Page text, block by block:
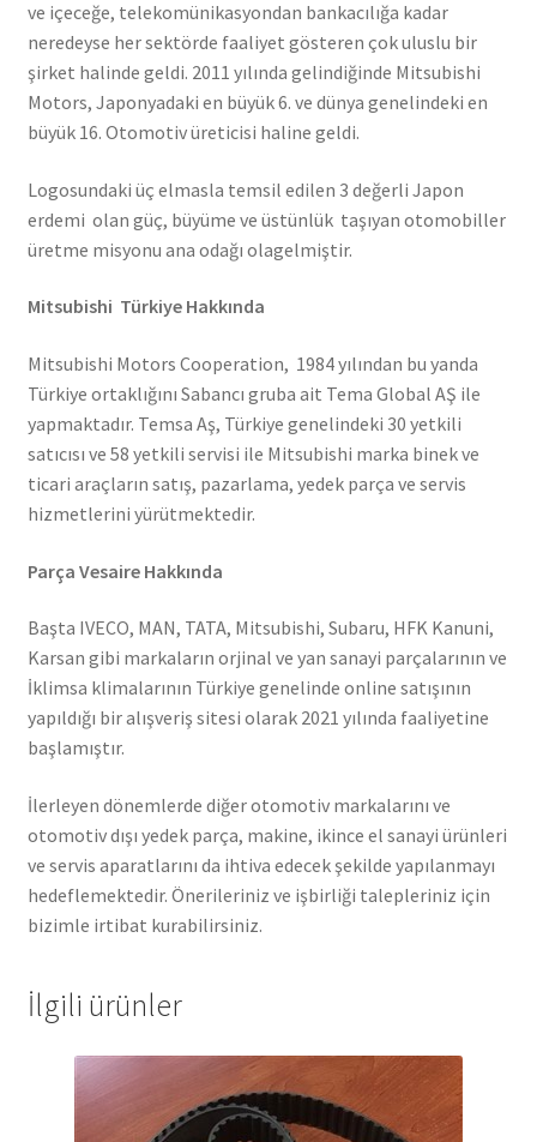
ve içeceğe, telekomünikasyondan bankacılığa kadar
neredeyse her sektörde faaliyet gösteren çok uluslu bir
şirket halinde geldi. 2011 yılında gelindiğinde Mitsubishi
Motors, Japonyadaki en büyük 6. ve dünya genelindeki en
büyük 16. Otomotiv üreticisi haline geldi.
Logosundaki üç elmasla temsil edilen 3 değerli Japon
erdemi olan güç, büyüme ve üstünlük taşıyan otomobiller
üretme misyonu ana odağı olagelmiştir.
Mitsubishi Türkiye Hakkında
Mitsubishi Motors Cooperation, 1984 yılından bu yanda
Türkiye ortaklığını Sabancı gruba ait Tema Global AŞ ile
yapmaktadır. Temsa Aş, Türkiye genelindeki 30 yetkili
satıcısı ve 58 yetkili servisi ile Mitsubishi marka binek ve
ticari araçların satış, pazarlama, yedek parça ve servis
hizmetlerini yürütmektedir.
Parça Vesaire Hakkında
Başta IVECO, MAN, TATA, Mitsubishi, Subaru, HFK Kanuni,
Karsan gibi markaların orjinal ve yan sanayi parçalarının ve
İklimsa klimalarının Türkiye genelinde online satışının
yapıldığı bir alışveriş sitesi olarak 2021 yılında faaliyetine
başlamıştır.
İlerleyen dönemlerde diğer otomotiv markalarını ve
otomotiv dışı yedek parça, makine, ikince el sanayi ürünleri
ve servis aparatlarını da ihtiva edecek şekilde yapılanmayı
hedeflemektedir. Önerileriniz ve işbirliği talepleriniz için
bizimle irtibat kurabilirsiniz.
İlgili ürünler